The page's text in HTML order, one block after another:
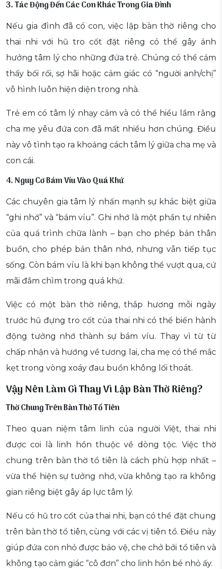
3. Tác Động Đến Các Con Khác Trong Gia Đình
Nếu gia đình đã có con, việc lập bàn thờ riêng cho
thai nhi với hũ tro cốt đặt riêng có thể gây ảnh
hưởng tâm lý cho những đứa trẻ. Chúng có thể cảm
thấy bối rối, sợ hãi hoặc cảm giác có “người anh/chị”
vô hình luôn hiện diện trong nhà.
Trẻ em có tâm lý nhạy cảm và có thể hiểu lầm rằng
cha mẹ yêu đứa con đã mất nhiều hơn chúng. Điều
này vô tình tạo ra khoảng cách tâm lý giữa cha mẹ và
con cái.
4. Nguy Cơ Bám Víu Vào Quá Khứ
Các chuyên gia tâm lý nhấn mạnh sự khác biệt giữa
“ghi nhớ” và “bám víu”. Ghi nhớ là một phần tự nhiên
của quá trình chữa lành – bạn cho phép bản thân
buồn, cho phép bản thân nhớ, nhưng vẫn tiếp tục
sống. Còn bám víu là khi bạn không thể vượt qua, cứ
mãi đắm chìm trong quá khứ.
Việc có một bàn thờ riêng, thắp hương mỗi ngày
trước hũ đựng tro cốt của thai nhi có thể biến hành
động tưởng nhớ thành sự bám víu. Thay vì từ từ
chấp nhận và hướng về tương lai, cha mẹ có thể mắc
kẹt trong vòng xoáy đau buồn không lối thoát.
Vậy Nên Làm Gì Thay Vì Lập Bàn Thờ Riêng?
Thờ Chung Trên Bàn Thờ Tổ Tiên
Theo quan niệm tâm linh của người Việt, thai nhi
được coi là linh hồn thuộc về dòng tộc. Việc thờ
chung trên bàn thờ tổ tiên là cách phù hợp nhất –
vừa thể hiện sự tưởng nhớ, vừa không tạo ra không
gian riêng biệt gây áp lực tâm lý.
Nếu có hũ tro cốt của thai nhi, bạn có thể đặt chung
trên bàn thờ tổ tiên, cùng với các vị tiên tổ. Điều này
giúp đứa con nhỏ được bảo vệ, che chở bởi tổ tiên và
không tạo cảm giác “cô đơn” cho linh hồn bé nhỏ ấy.